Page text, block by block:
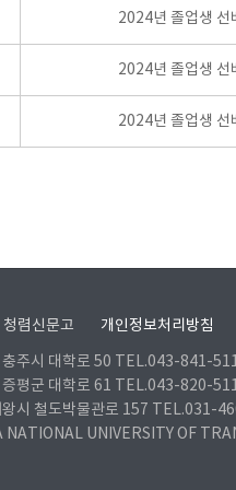
2024년 졸업생 선
2024년 졸업생 선
2024년 졸업생 선
청렴신문고 개인정보처리방침
충주시 대학로 50 TEL.043-841-
증평군 대학로 61 TEL.043-820-
시 철도박물관로 157 TEL.031-
UNIVERSITY OF